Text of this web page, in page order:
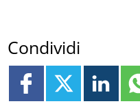
Condividi